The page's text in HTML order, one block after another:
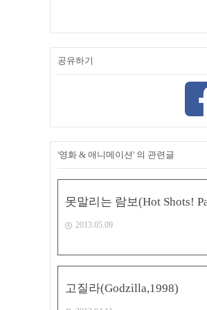
공유하기
'영화 & 애니메이션' 의 관련글
못말리는 람보(Hot Shots!
2013.05.09
고질라(Godzilla,1998)